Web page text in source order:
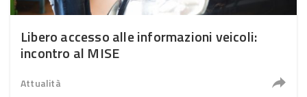
Libero accesso alle informazioni veicoli:
incontro al MISE
Attualità